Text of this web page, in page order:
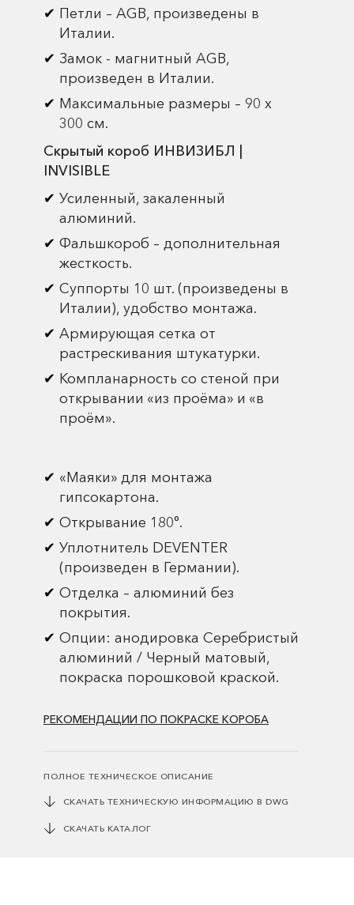
Петли – AGB, произведены в
Италии.
Замок - магнитный AGB,
произведен в Италии.
Максимальные размеры – 90 х
300 см.
Скрытый короб ИНВИЗИБЛ |
INVISIBLE
Усиленный, закаленный
алюминий.
Фальшкороб – дополнительная
жесткость.
Суппорты 10 шт. (произведены в
Италии), удобство монтажа.
Армирующая сетка от
растрескивания штукатурки.
Компланарность со стеной при
открывании «из проёма» и «в
проём».
«Маяки» для монтажа
гипсокартона.
Открывание 180°.
Уплотнитель DEVENTER
(произведен в Германии).
Отделка – алюминий без
покрытия.
Опции: анодировка Серебристый
алюминий / Черный матовый,
покраска порошковой краской.
РЕКОМЕНДАЦИИ ПО ПОКРАСКЕ КОРОБА
ПОЛНОЕ ТЕХНИЧЕСКОЕ ОПИСАНИЕ
СКАЧАТЬ ТЕХНИЧЕСКУЮ ИНФОРМАЦИЮ В DWG
СКАЧАТЬ КАТАЛОГ